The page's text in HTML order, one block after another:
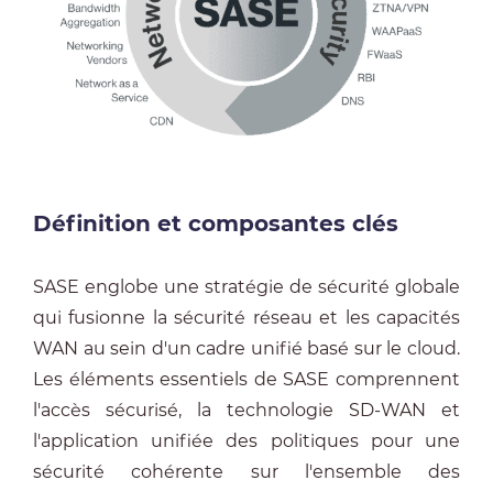
Définition et composantes clés
SASE englobe une stratégie de sécurité globale
qui fusionne la sécurité réseau et les capacités
WAN au sein d'un cadre unifié basé sur le cloud.
Les éléments essentiels de SASE comprennent
l'accès sécurisé, la technologie SD-WAN et
l'application unifiée des politiques pour une
sécurité cohérente sur l'ensemble des